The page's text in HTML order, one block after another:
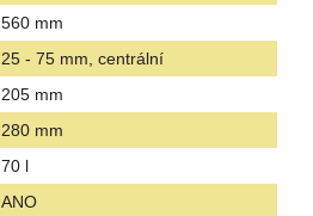
560 mm
25 - 75 mm, centrální
205 mm
280 mm
70 l
ANO